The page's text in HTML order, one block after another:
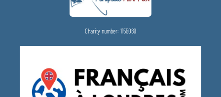
Charity number: 1155089